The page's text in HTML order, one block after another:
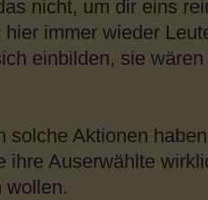
nicht, um dir eins
immer wieder
einbilden, sie
solche Aktionen
ihre Auserwählte
wollen.